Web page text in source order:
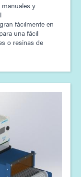
y
fácilmente en
una fácil
o resinas de